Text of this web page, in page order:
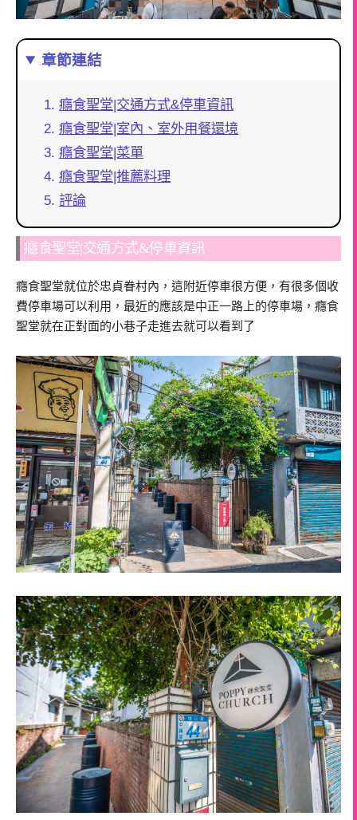
章節連結
癮食聖堂|交通方式&停車資訊
癮食聖堂|室內、室外用餐還境
癮食聖堂|菜單
癮食聖堂|推薦料理
評論
癮食聖堂|交通方式&停車資訊
癮食聖堂就位於忠貞眷村內，這附近停車很方便，有很多個收
費停車場可以利用，最近的應該是中正一路上的停車場，癮食
聖堂就在正對面的小巷子走進去就可以看到了